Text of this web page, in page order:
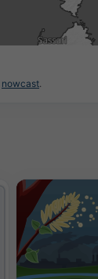
20:15
nowcast.